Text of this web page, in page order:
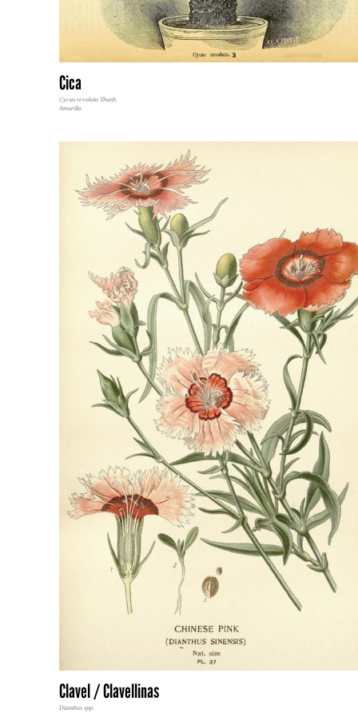
Cica
Cycas revoluta Thunb.
Amarillo
Clavel / Clavellinas
Dianthus spp.